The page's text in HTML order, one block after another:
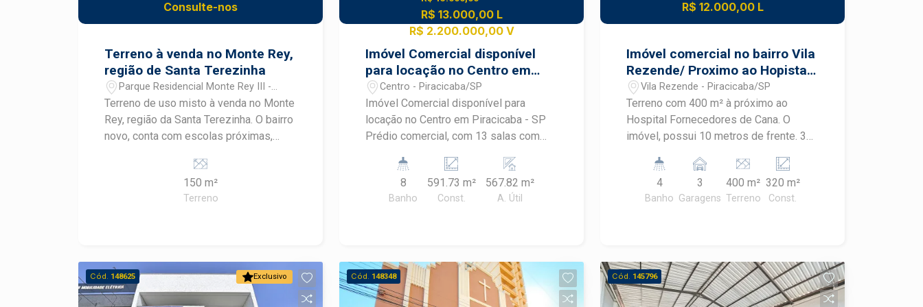
Conveniência: Portaria 24 horas,
câmeras, e 3 vagas de garagem
cobertas.OPORTUNIDADE
Consulte-nos
Terreno à venda no Monte Rey,
região de Santa Terezinha
Parque Residencial Monte Rey III -
Piracicaba/SP
Terreno de uso misto à venda no Monte
Rey, região da Santa Terezinha. O bairro
novo, conta com escolas próximas,
potencial para novos comércios. A
venda pode ser feita com
financiamento para casa e construção.
150 m²
Terreno
R$ 13.000,00 L
R$ 2.200.000,00 V
Imóvel Comercial disponível
para locação no Centro em
Piracicaba - SP
Centro - Piracicaba/SP
Imóvel Comercial disponível para
locação no Centro em Piracicaba - SP
Prédio comercial, com 13 salas com
um salão térreo e um mezanino. -
possui área de serviço e banheiros de
uso comum. Imóvel localizado na Praça
8
Banho
591.73 m²
Const.
567.82 m²
A. Útil
R$ 12.000,00 L
Imóvel comercial no bairro Vila
Rezende/ Proximo ao Hopistal
Fornecedores de cana
Vila Rezende - Piracicaba/SP
Terreno com 400 m² à próximo ao
Hospital Fornecedores de Cana. O
imóvel, possui 10 metros de frente. 3
externa com 10m² Pé direito com 6m
Mesanino 4 Banheiros
4
Banho
3
Garagens
400 m²
Terreno
320 m²
Const.
Exclusivo
Cód. 148625 Cód. 148348 Cód. 145796